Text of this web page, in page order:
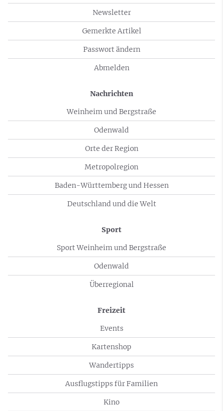
Newsletter
Gemerkte Artikel
Passwort ändern
Abmelden
Nachrichten
Weinheim und Bergstraße
Odenwald
Orte der Region
Metropolregion
Baden-Württemberg und Hessen
Deutschland und die Welt
Sport
Sport Weinheim und Bergstraße
Odenwald
Überregional
Freizeit
Events
Kartenshop
Wandertipps
Ausflugstipps für Familien
Kino